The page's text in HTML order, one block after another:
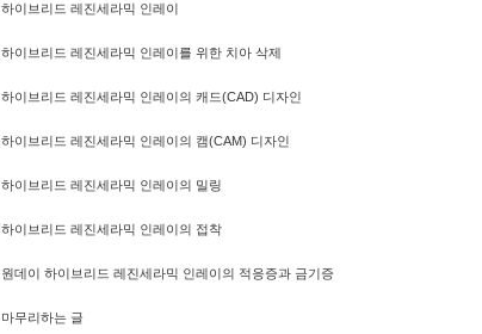
하이브리드 레진세라믹 인레이
하이브리드 레진세라믹 인레이를 위한 치아 삭제
하이브리드 레진세라믹 인레이의 캐드(CAD) 디자인
하이브리드 레진세라믹 인레이의 캠(CAM) 디자인
하이브리드 레진세라믹 인레이의 밀링
하이브리드 레진세라믹 인레이의 접착
원데이 하이브리드 레진세라믹 인레이의 적응증과 금기증
마무리하는 글